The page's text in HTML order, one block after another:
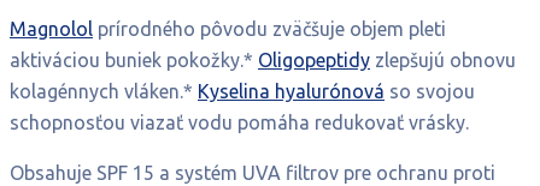
Magnolol prírodného pôvodu zväčšuje objem pleti
aktiváciou buniek pokožky.* Oligopeptidy zlepšujú obnovu
kolagénnych vláken.* Kyselina hyalurónová so svojou
schopnosťou viazať vodu pomáha redukovať vrásky.
Obsahuje SPF 15 a systém UVA filtrov pre ochranu proti